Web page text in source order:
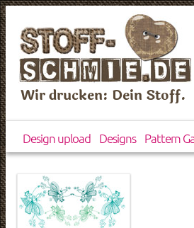
Wir drucken: Dein Stoff.
Design upload Designs Pattern